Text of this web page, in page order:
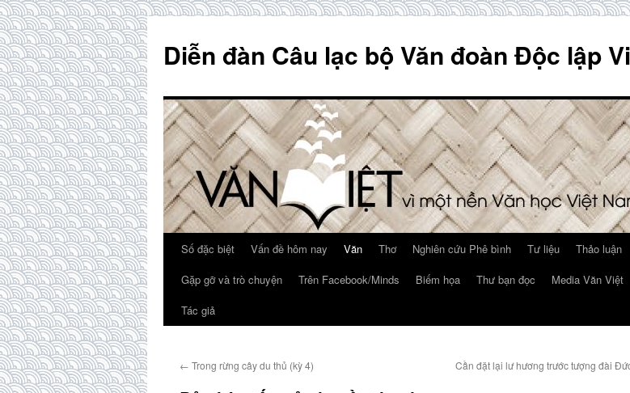
content
Diễn đàn Câu lạc bộ Văn đoàn Độc lập
Số đặc biệt Vấn đề hôm nay Văn Thơ Nghiên cứu Phê bình Tư liệu Thảo luận
Gặp gỡ và trò chuyện
Trên Facebook/Minds Biếm họa Thư bạn đọc Media Văn Việt
Tác giả
← Trong rừng cây du thủ (kỳ 4) Cần đặt lại lư hương trước tượng đài